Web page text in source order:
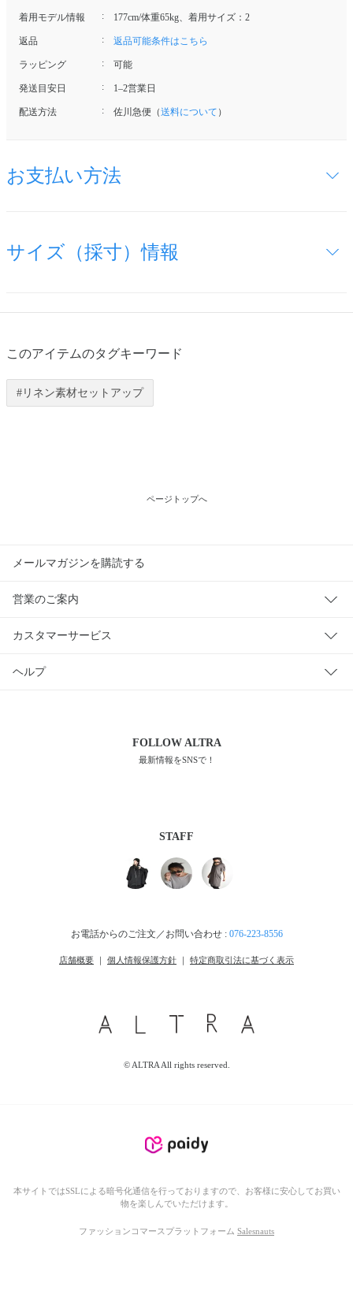
着用モデル情報 177cm/体重65kg、着用サイズ：2
返品 返品可能条件はこちら
ラッピング 可能
発送目安日 1–2営業日
配送方法 佐川急便（送料について ）
お支払い方法
サイズ（採寸）情報
このアイテムのタグキーワード
リネン素材セットアップ
ページトップへ
メールマガジンを購読する
営業のご案内
カスタマーサービス
ヘルプ
FOLLOWALTRA
最新情報をSNSで！
STAFF
お電話からのご注文／お問い合わせ : 076-223-8556
店舗概要 ｜ 個人情報保護方針 ｜ 特定商取引法に基づく表示
© ALTRA All rights reserved.
本サイトではSSLによる暗号化通信を行っておりますので、お客様に安心してお買い
物を楽しんでいただけます。
ファッションコマースプラットフォーム Salesnauts